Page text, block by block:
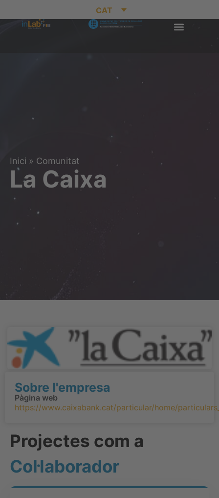
CAT
Inici » Comunitat
La Caixa
Projectes com a
Col·laborador
Sobre l'empresa
Pàgina web
https://www.caixabank.cat/particular/home/